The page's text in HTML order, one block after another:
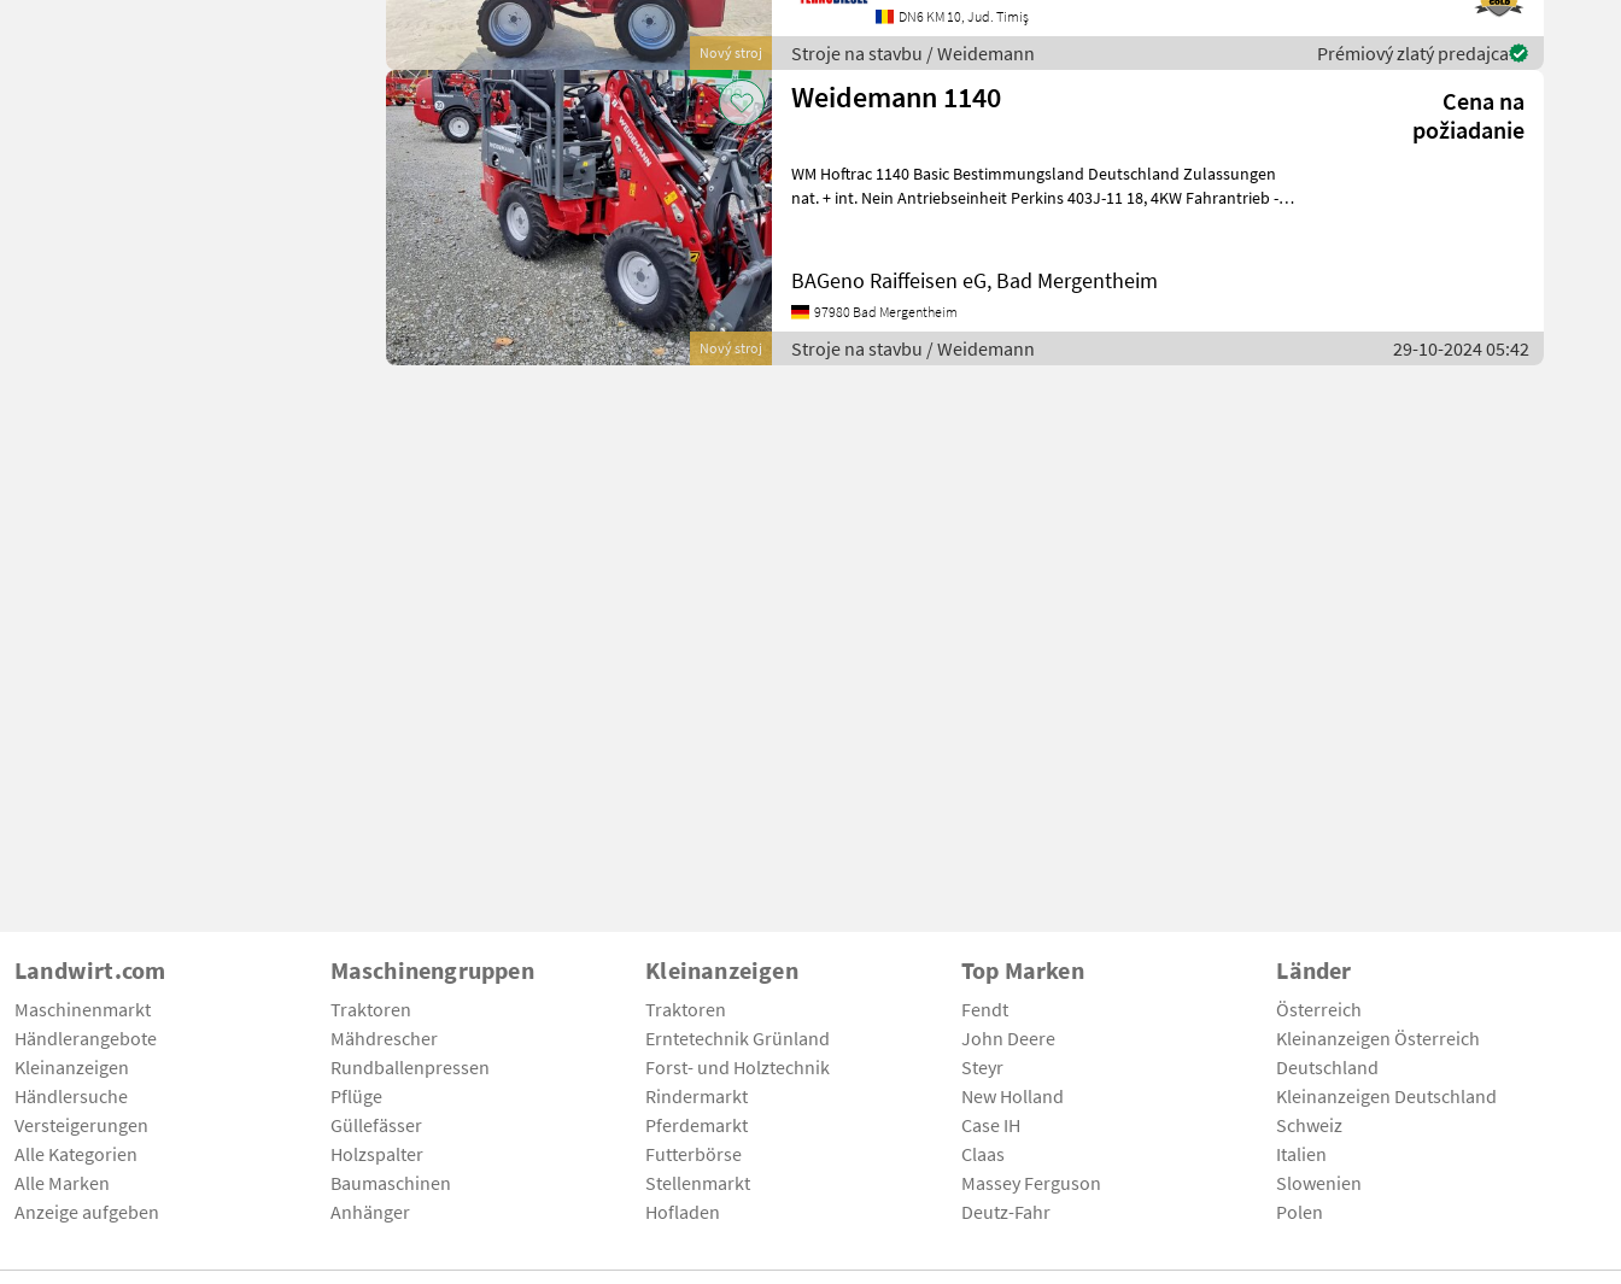
Nový stroj
DN6 KM 10, Jud. Timiş
Stroje na stavbu / Weidemann Prémiový zlatý predajca
Nový stroj
Weidemann 1140
Cena na
požiadanie
WM Hoftrac 1140 Basic Bestimmungsland Deutschland Zulassungen
nat. + int. Nein Antriebseinheit Perkins 403J-11 18, 4KW Fahrantrieb -
BAGeno Raiffeisen eG, Bad Mergentheim
97980 Bad Mergentheim
Stroje na stavbu / Weidemann 29-10-2024 05:42
Landwirt.com
Maschinenmarkt
Händlerangebote
Kleinanzeigen
Händlersuche
Versteigerungen
Alle Kategorien
Alle Marken
Anzeige aufgeben
Maschinengruppen
Traktoren
Mähdrescher
Rundballenpressen
Pflüge
Güllefässer
Holzspalter
Baumaschinen
Anhänger
Kleinanzeigen
Traktoren
Erntetechnik Grünland
Forst- und Holztechnik
Rindermarkt
Pferdemarkt
Futterbörse
Stellenmarkt
Hofladen
Top Marken
Fendt
John Deere
Steyr
New Holland
Case IH
Claas
Massey Ferguson
Deutz-Fahr
Länder
Österreich
Kleinanzeigen Österreich
Deutschland
Kleinanzeigen Deutschland
Schweiz
Italien
Slowenien
Polen